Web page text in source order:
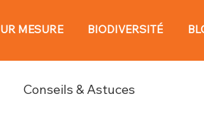
MESURE BIODIVERSITÉ
Conseils & Astuces